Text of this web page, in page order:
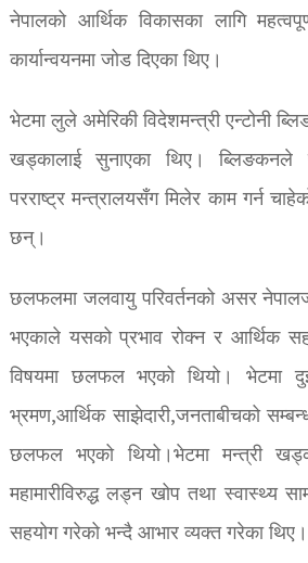
नेपालको आर्थिक विकासका लागि
कार्यान्वयनमा जोड दिएका थिए।
भेटमा लुले अमेरिकी विदेशमन्त्री एन्टोनी
खड्कालाई सुनाएका थिए। ब्लिङकनले
परराष्ट्र मन्त्रालयसँग मिलेर काम गर्न
छन्।
छलफलमा जलवायु परिवर्तनको असर
भएकाले यसको प्रभाव रोक्न र आर्थिक
विषयमा छलफल भएको थियो। भेटमा
भ्रमण,आर्थिक साझेदारी,जनताबीचको
छलफल भएको थियो।भेटमा मन्त्री
महामारीविरुद्ध लड्न खोप तथा स्वास्थ्य
सहयोग गरेको भन्दै आभार व्यक्त गरेका थिए।